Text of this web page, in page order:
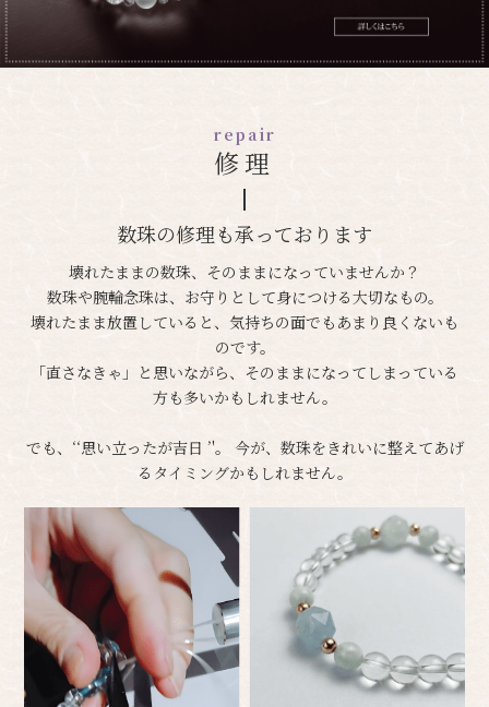
repair
修理
数珠の修理も承っております
壊れたままの数珠、そのままになっていませんか？
数珠や腕輪念珠は、お守りとして身につける大切なもの。
壊れたまま放置していると、気持ちの面でもあまり良くないも
のです。
「直さなきゃ」と思いながら、そのままになってしまっている
方も多いかもしれません。
でも、‘‘思い立ったが吉日 ’'。 今が、数珠をきれいに整えてあげ
るタイミングかもしれません。